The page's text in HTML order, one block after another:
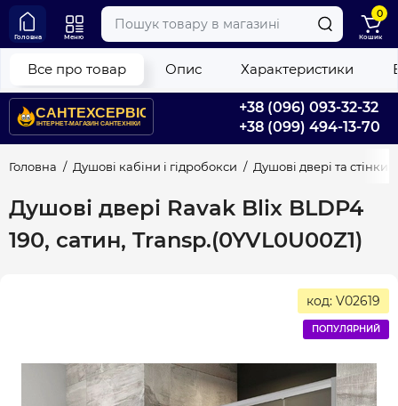
+38 (096) 093-32-32
+38 (099) 494-13-70
Головна Меню
0
Кошик
Головна Душові кабіни і гідробокси Душові двері та стінки
Душові двері Ravak Blix BLDP4
190, сатин, Transp.(0YVL0U00Z1)
Все про товар Опис Характеристики
код: V02619
ПОПУЛЯРНИЙ